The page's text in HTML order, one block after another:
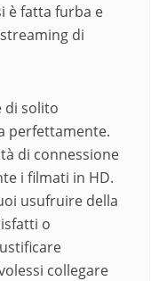
è fatta furba e
di
di solito
perfettamente.
di connessione
i filmati in HD.
usufruire della
o
collegare